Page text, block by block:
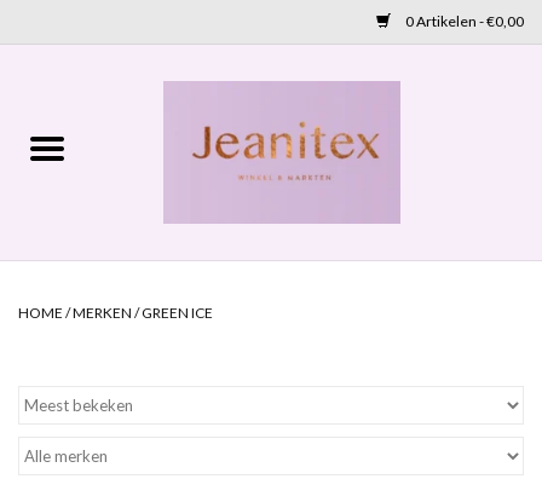
0 Artikelen - €0,00
Cadeaubon
Aanbod
HOME /MERKEN /GREEN ICE